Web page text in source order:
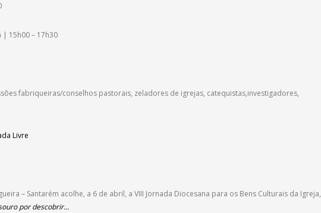
| 15h00 – 17h30
fabriqueiras/conselhos pastorais, zeladores de igrejas, catequistas,investigadores,
Livre
– Santarém acolhe, a 6 de abril, a VIII Jornada Diocesana para os Bens Culturais da Igreja,
por descobrir…